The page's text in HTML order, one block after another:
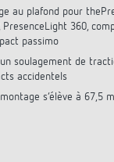
au plafond pour
PresenceLight 360,
passimo
soulagement de
accidentels
s‘élève à 67,5